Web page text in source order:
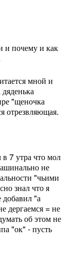
и почему и как
мной и
"щеночка
отрезвляющая.
7 утра что мол
не
"чьими
знал что я
"а
дергаемся = не
об этом не
"ок" - пусть